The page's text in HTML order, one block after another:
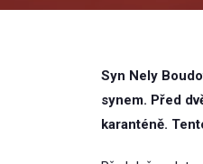
Syn Nely
synem. Před
karanténě.